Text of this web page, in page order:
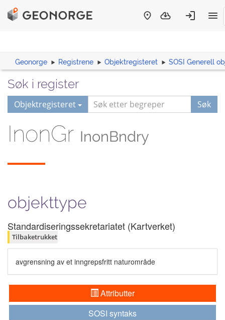
Geonorge Registrene Objektregisteret SOSI Generell
Søk i register
Objektregisteret Søk
InonGr InonBndry
objekttype
Standardiseringssekretariatet (Kartverket)
Tilbaketrukket
avgrensning av et inngrepsfritt naturområde
Attributter
SOSI syntaks